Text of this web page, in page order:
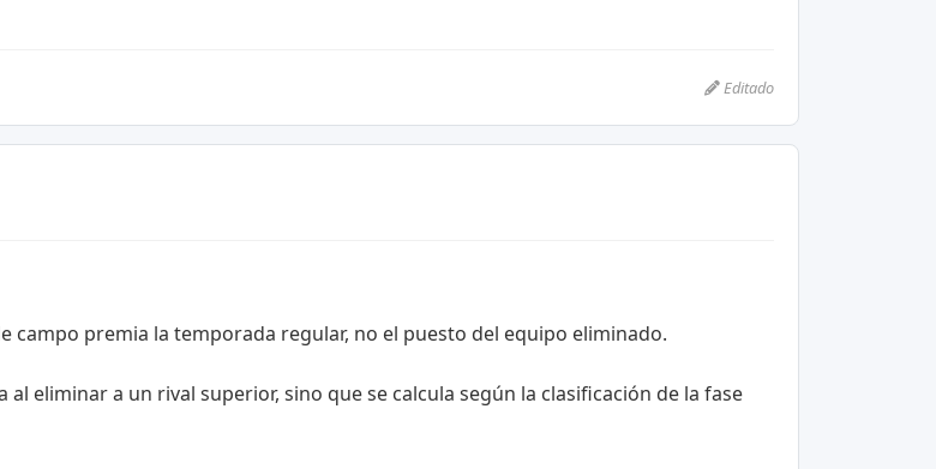
Editado
campo premia la temporada regular, no el puesto del equipo eliminado.
eliminar a un rival superior, sino que se calcula según la clasificación de la fase